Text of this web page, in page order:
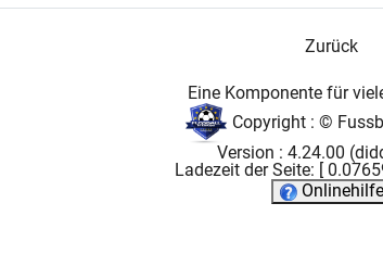
Zurück
Eine Komponente für
Copyright : ©
Version : 4.24.00
Ladezeit der Seite: [
Onlinehilfe